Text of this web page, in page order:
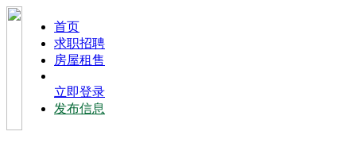
⾸⻚
求职招聘
房屋租售
立即登录
发布信息